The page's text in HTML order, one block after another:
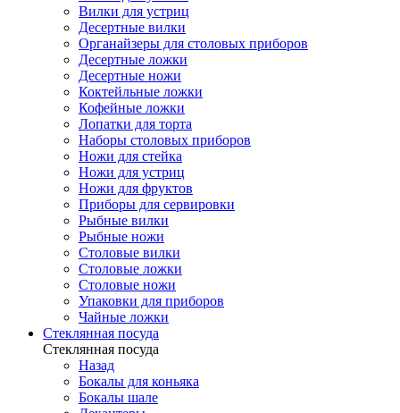
Вилки для устриц
Десертные вилки
Органайзеры для столовых приборов
Десертные ложки
Десертные ножи
Коктейльные ложки
Кофейные ложки
Лопатки для торта
Наборы столовых приборов
Ножи для стейка
Ножи для устриц
Ножи для фруктов
Приборы для сервировки
Рыбные вилки
Рыбные ножи
Столовые вилки
Столовые ложки
Столовые ножи
Упаковки для приборов
Чайные ложки
Стеклянная посуда
Стеклянная посуда
Назад
Бокалы для коньяка
Бокалы шале